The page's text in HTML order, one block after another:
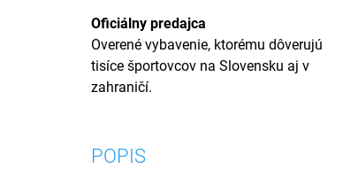
Oficiálny predajca
Overené vybavenie, ktorému dôverujú
tisíce športovcov na Slovensku aj v
zahraničí.
POPIS